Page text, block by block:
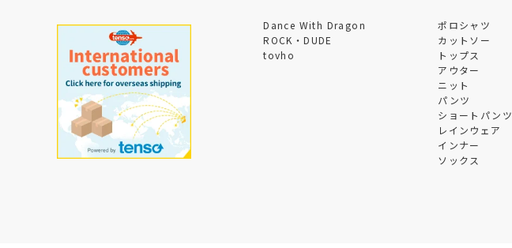
Dance With Dragon
ROCK・DUDE
tovho
ポロシャツ
カットソー
トップス
アウター
ニット
パンツ
ショートパンツ
レインウェア
インナー
ソックス